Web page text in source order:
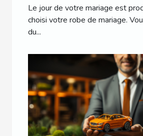
Le jour de votre mariage est
choisi votre robe de mariage.
du...